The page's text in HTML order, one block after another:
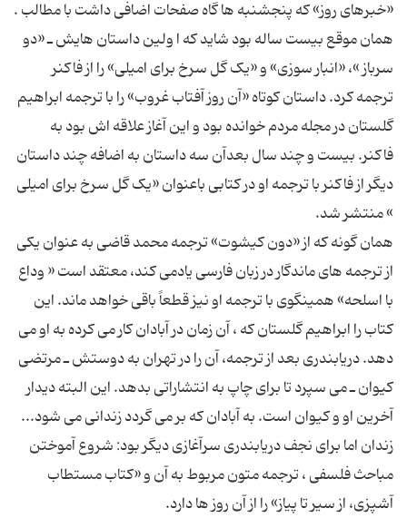
«خبرهاى روز» که پنجشنبه ها گاه صفحات اضافى داشت با مطالب .
همان موقع بیست ساله بود شاید که ا ولین داستان هایش ـ «دو
سرباز »، «انبار سوزى» و «یک گل سرخ براى امیلى» را از فاکنر
ترجمه کرد. داستان کوتاه «آن روز آفتاب غروب» را با ترجمه ابراهیم
گلستان در مجله مردم خوانده بود و این آغاز علاقه اش بود به
فاکنر. بیست و چند سال بعدآن سه داستان به اضافه چند داستان
دیگر از فاکنر با ترجمه او در کتابى باعنوان «یک گل سرخ براى امیلى
همان گونه که از «دون کیشوت» ترجمه محمد قاضى به عنوان یکى
از ترجمه هاى ماندگار در زبان فارسى یادمى کند، معتقد است « وداع
با اسلحه» همینگوى با ترجمه او نیز قطعاً باقى خواهد ماند. این
کتاب را ابراهیم گلستان که ، آن زمان در آبادان کار مى کرده به او مى
دهد. دریابندرى بعد از ترجمه، آن را در تهران به دوستش ـ مرتضى
کیوان ـ مى سپرد تا براى چاپ به انتشاراتى بدهد. این البته دیدار
زندان اما براى نجف دریابندرى سرآغازى دیگر بود: شروع آموختن
مباحث فلسفى ، ترجمه متون مربوط به آن و «کتاب مستطاب